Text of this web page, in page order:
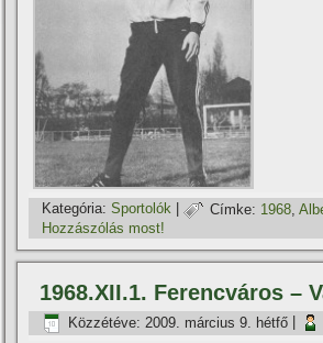
Kategória: Sportolók | Címke: 1968 ,
Hozzászólás most!
1968.XII.1. Ferencváros –
Közzétéve: 2009. március 9. hétfő